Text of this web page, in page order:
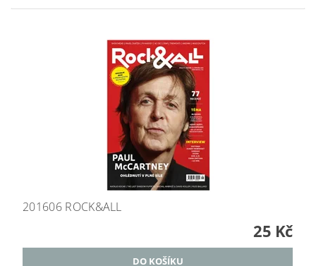
201606 ROCK&ALL
25 Kč